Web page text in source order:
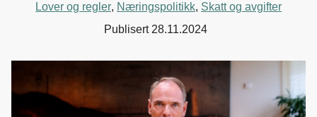
Lover og regler, Næringspolitikk, Skatt og avgifter
Publisert 28.11.2024